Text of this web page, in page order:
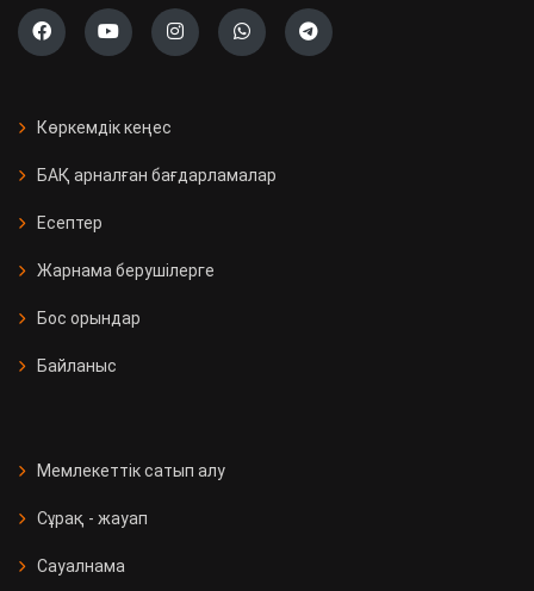
Көркемдік кеңес
БАҚ арналған бағдарламалар
Есептер
Жарнама берушілерге
Бос орындар
Байланыс
Мемлекеттік сатып алу
Сұрақ - жауап
Сауалнама